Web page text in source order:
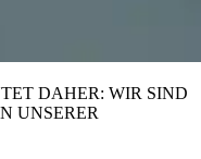
DAHER: WIR SIND
UNSERER